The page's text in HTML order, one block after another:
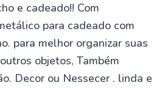
e cadeado!! Com
para cadeado com
para melhor organizar suas
objetos, Também
Decor ou Nessecer . linda e